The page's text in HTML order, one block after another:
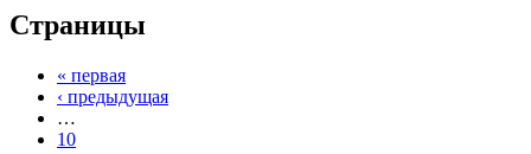
Страницы
« первая
‹ предыдущая
…
10